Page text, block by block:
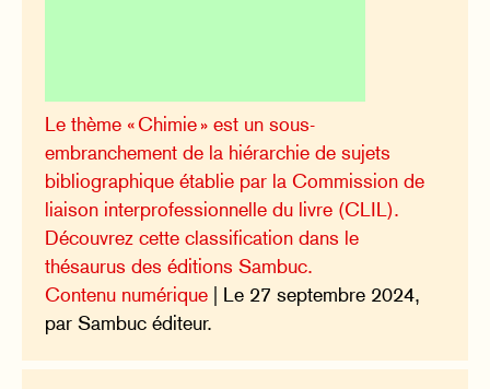
Le thème « Chimie » est un sous-
embranchement de la hiérarchie de sujets
bibliographique établie par la Commission de
liaison interprofessionnelle du livre (CLIL).
Découvrez cette classification dans le
thésaurus des éditions Sambuc.
Contenu numérique | Le 27 septembre 2024,
par Sambuc éditeur.